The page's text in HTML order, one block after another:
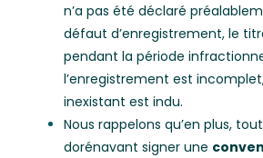
n’a pas été déclaré
défaut d’enregistrement, le
pendant la période
l’enregistrement est
inexistant est indu.
Nous rappelons qu’en plus,
dorénavant signer une